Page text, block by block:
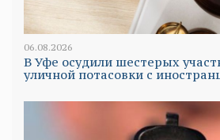
06.08.2026
В Уфе осудили шестерых
уличной потасовки с